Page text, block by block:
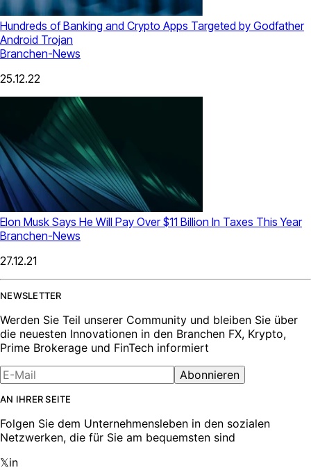
Hundreds of Banking and Crypto Apps Targeted by Godfather
Android Trojan
Branchen-News
25.12.22
Elon Musk Says He Will Pay Over $11 Billion In Taxes This Year
Branchen-News
27.12.21
NEWSLETTER
Werden Sie Teil unserer Community und bleiben Sie über
die neuesten Innovationen in den Branchen FX, Krypto,
Prime Brokerage und FinTech informiert
Abonnieren
AN IHRER SEITE
Folgen Sie dem Unternehmensleben in den sozialen
Netzwerken, die für Sie am bequemsten sind
𝕏in